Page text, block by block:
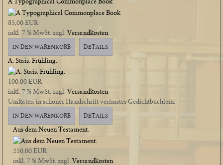
A Typographical Commonplace Book
85,00 EUR
inkl. 7 % MwSt. zzgl. Versandkosten
IN DEN WARENKORB DETAILS
A. Stais. Frühling.
100,00 EUR
inkl. 7 % MwSt. zzgl. Versandkosten
Unikates, in schöner Handschrift verfasstes Gedichtbüchlein.
IN DEN WARENKORB DETAILS
Aus dem Neuen Testament.
250,00 EUR
inkl. 7 % MwSt. zzgl. Versandkosten